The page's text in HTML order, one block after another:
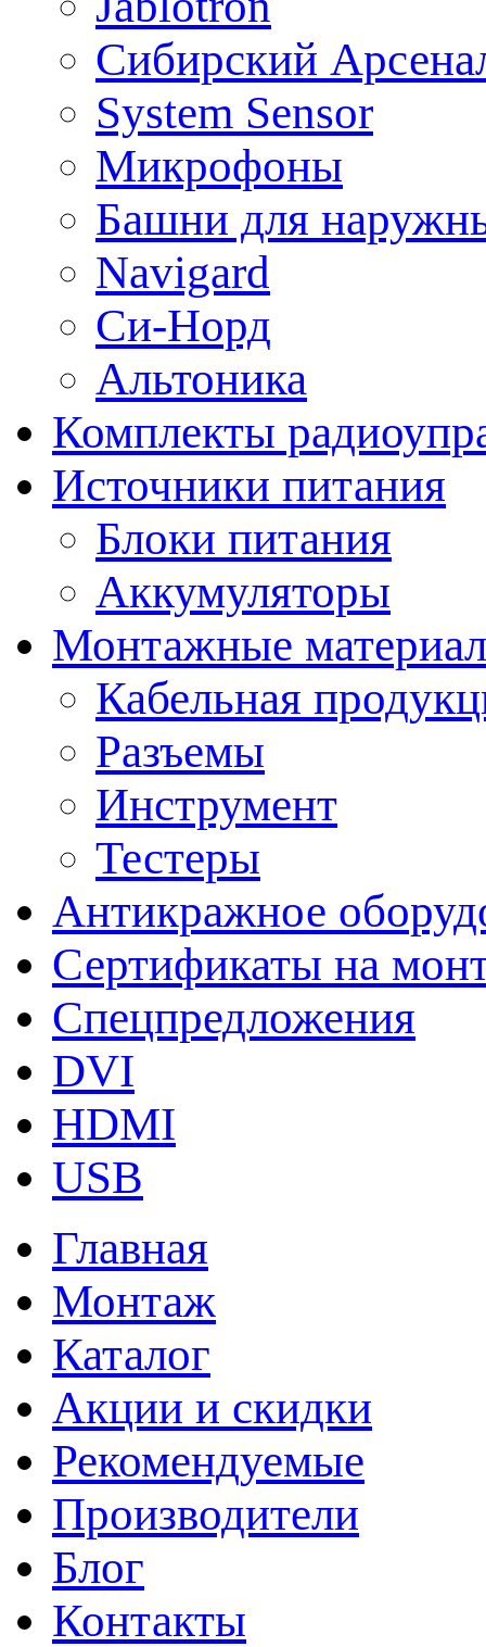
Сибирский
System Sensor
Микрофоны
Башни для
Navigard
Си-Норд
Альтоника
Комплекты
Источники питания
Блоки питания
Аккумуляторы
Монтажные
Кабельная
Разъемы
Инструмент
Тестеры
Антикражное
Сертификаты на
Спецпредложения
DVI
HDMI
USB
Главная
Монтаж
Каталог
Акции и скидки
Рекомендуемые
Производители
Блог
Контакты